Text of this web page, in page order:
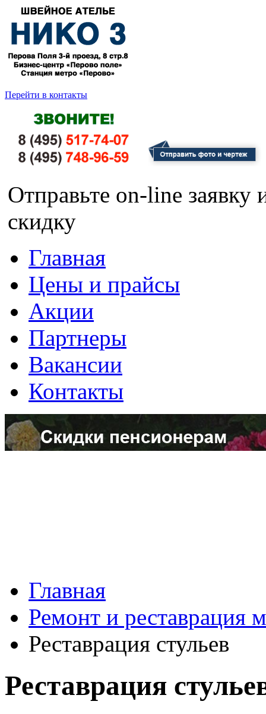
Перейти в контакты
Отправьте on-line
скидку
Главная
Цены и прайсы
Акции
Партнеры
Вакансии
Контакты
Главная
Ремонт и реставрация
Реставрация стульев
Реставрация